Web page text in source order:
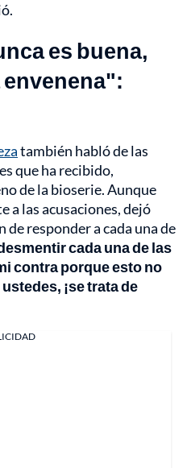
es buena,
envenena":
también habló de las
que ha recibido,
de la bioserie. Aunque
las acusaciones, dejó
responder a cada una de
cada una de las
contra porque esto no
¡se trata de